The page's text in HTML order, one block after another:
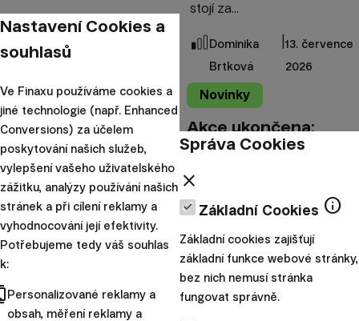
stojí za...
Dominika
Brtková
|13. července
2026
Novinky
Akce ukončena:
Nechte si rok
spravovat peníze
bez poplatku za
správu a užijte si léto
Investování by nemělo být
další starostí. Právě naopak.
Nastavení Cookies a
souhlasů
Ve Finaxu používáme cookies a
jiné technologie (např. Enhanced
Conversions) za účelem
poskytování našich služeb,
vylepšení vašeho uživatelského
zážitku, analýzy používání našich
stránek a při cílení reklamy a
vyhodnocování její efektivity.
Potřebujeme tedy váš souhlas
k:
Personalizované reklamy a
obsah, měření reklamy a
Správa Cookies
close
Základní Cookies info
Základní cookies zajišťují
základní funkce webové stránky,
bez nich nemusí stránka
fungovat správně.